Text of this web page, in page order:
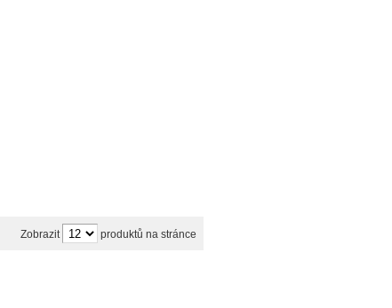
Zobrazit produktů na stránce